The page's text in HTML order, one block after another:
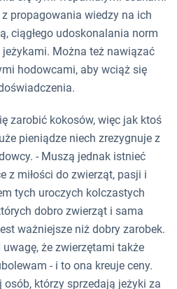
propagowania wiedzy na ich
ciągłego udoskonalania norm
Można też nawiązać
hodowcami, aby wciąż się
zarobić kokosów, więc jak ktoś
pieniądze niech zrezygnuje z
- Muszą jednak istnieć
z miłości do zwierząt, pasji i
tych uroczych kolczastych
dobro zwierząt i sama
ważniejsze niż dobry zarobek.
że zwierzętami także
- i to ona kreuje ceny.
osób, którzy sprzedają jeżyki za